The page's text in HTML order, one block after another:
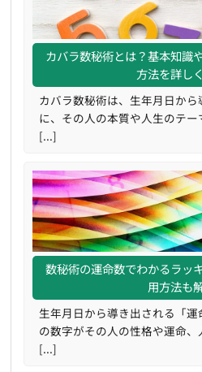
カバラ数秘術とは？基本知識
方法を詳し
カバラ数秘術は、生年月日か
に、その人の本質や人生のテー
[...]
数秘術の運命数でわかるラッ
用方法も
生年月日から導き出される「
の数字がその人の性格や運命
[...]